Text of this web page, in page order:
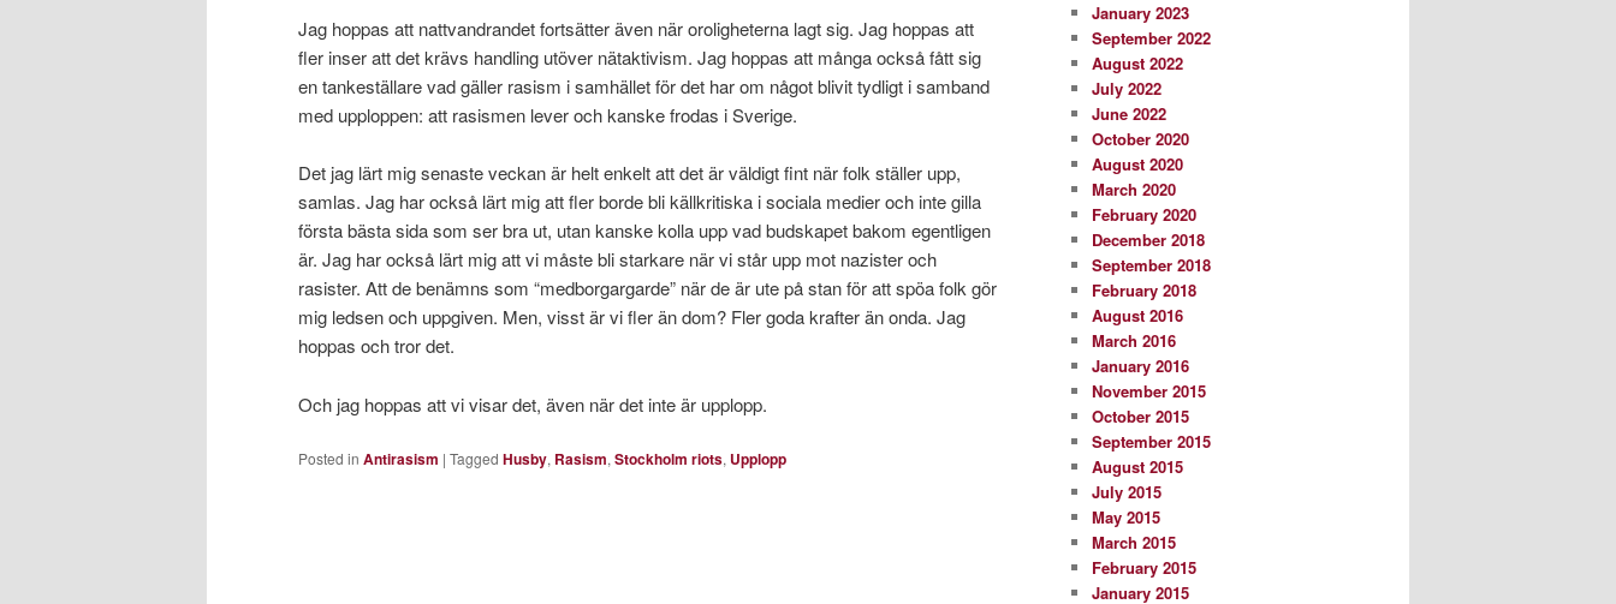
Jag hoppas att nattvandrandet fortsätter även när oroligheterna lagt sig. Jag hoppas att
fler inser att det krävs handling utöver nätaktivism. Jag hoppas att många också fått sig
en tankeställare vad gäller rasism i samhället för det har om något blivit tydligt i samband
med upploppen: att rasismen lever och kanske frodas i Sverige.
Det jag lärt mig senaste veckan är helt enkelt att det är väldigt fint när folk ställer upp,
samlas. Jag har också lärt mig att fler borde bli källkritiska i sociala medier och inte gilla
första bästa sida som ser bra ut, utan kanske kolla upp vad budskapet bakom egentligen
är. Jag har också lärt mig att vi måste bli starkare när vi står upp mot nazister och
rasister. Att de benämns som “medborgargarde” när de är ute på stan för att spöa folk gör
mig ledsen och uppgiven. Men, visst är vi fler än dom? Fler goda krafter än onda. Jag
hoppas och tror det.
Och jag hoppas att vi visar det, även när det inte är upplopp.
Posted in Antirasism | Tagged Husby, Rasism, Stockholm riots, Upplopp
January 2023
September 2022
August 2022
July 2022
June 2022
October 2020
August 2020
March 2020
February 2020
December 2018
September 2018
February 2018
August 2016
March 2016
January 2016
November 2015
October 2015
September 2015
August 2015
July 2015
May 2015
March 2015
February 2015
January 2015